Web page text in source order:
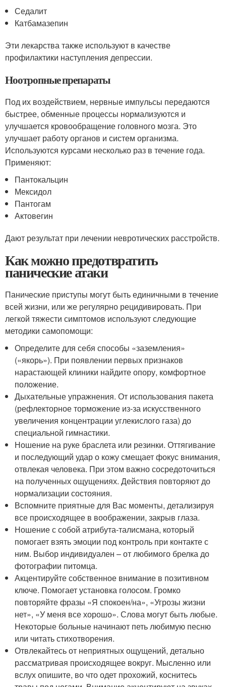
Седалит
Катбамазепин
Эти лекарства также используют в качестве
профилактики наступления депрессии.
Ноотропные препараты
Под их воздействием, нервные импульсы передаются
быстрее, обменные процессы нормализуются и
улучшается кровообращение головного мозга. Это
улучшает работу органов и систем организма.
Используются курсами несколько раз в течение года.
Применяют:
Пантокальцин
Мексидол
Пантогам
Актовегин
Дают результат при лечении невротических расстройств.
Как можно предотвратить
панические атаки
Панические приступы могут быть единичными в течение
всей жизни, или же регулярно рецидивировать. При
легкой тяжести симптомов используют следующие
методики самопомощи:
Определите для себя способы «заземления»
(«якорь»). При появлении первых признаков
нарастающей клиники найдите опору, комфортное
положение.
Дыхательные упражнения. От использования пакета
(рефлекторное торможение из-за искусственного
увеличения концентрации углекислого газа) до
специальной гимнастики.
Ношение на руке браслета или резинки. Оттягивание
и последующий удар о кожу смещает фокус внимания,
отвлекая человека. При этом важно сосредоточиться
на полученных ощущениях. Действия повторяют до
нормализации состояния.
Вспомните приятные для Вас моменты, детализируя
все происходящее в воображении, закрыв глаза.
Ношение с собой атрибута-талисмана, который
помогает взять эмоции под контроль при контакте с
ним. Выбор индивидуален – от любимого брелка до
фотографии питомца.
Акцентируйте собственное внимание в позитивном
ключе. Помогает установка голосом. Громко
повторяйте фразы «Я спокоен/на», «Угрозы жизни
нет», «У меня все хорошо». Слова могут быть любые.
Некоторые больные начинают петь любимую песню
или читать стихотворения.
Отвлекайтесь от неприятных ощущений, детально
рассматривая происходящее вокруг. Мысленно или
вслух опишите, во что одет прохожий, коснитесь